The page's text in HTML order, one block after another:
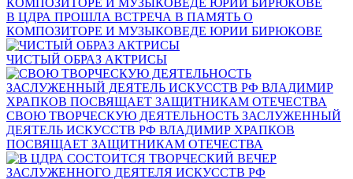
В ЦДРА ПРОШЛА ВСТРЕЧА В ПАМЯТЬ О
КОМПОЗИТОРЕ И МУЗЫКОВЕДЕ ЮРИИ БИРЮКОВЕ
ЧИСТЫЙ ОБРАЗ АКТРИСЫ
СВОЮ ТВОРЧЕСКУЮ ДЕЯТЕЛЬНОСТЬ ЗАСЛУЖЕННЫЙ
ДЕЯТЕЛЬ ИСКУССТВ РФ ВЛАДИМИР ХРАПКОВ
ПОСВЯЩАЕТ ЗАЩИТНИКАМ ОТЕЧЕСТВА